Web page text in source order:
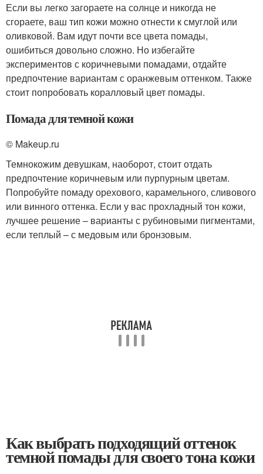
Если вы легко загораете на солнце и никогда не
сгораете, ваш тип кожи можно отнести к смуглой или
оливковой. Вам идут почти все цвета помады,
ошибиться довольно сложно. Но избегайте
экспериментов с коричневыми помадами, отдайте
предпочтение вариантам с оранжевым оттенком. Также
стоит попробовать коралловый цвет помады.
Помада для темной кожи
© Makeup.ru
Темнокожим девушкам, наоборот, стоит отдать
предпочтение коричневым или пурпурным цветам.
Попробуйте помаду орехового, карамельного, сливового
или винного оттенка. Если у вас прохладный тон кожи,
лучшее решение – варианты с рубиновыми пигментами,
если теплый – с медовым или бронзовым.
Как выбрать подходящий оттенок
темной помады для своего тона кожи